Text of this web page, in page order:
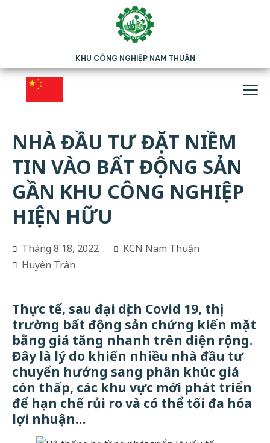
KHU CÔNG NGHIỆP NAM THUẬN
NHÀ ĐẦU TƯ ĐẶT NIỀM
TIN VÀO BẤT ĐỘNG SẢN
GẦN KHU CÔNG NGHIỆP
HIỆN HỮU
Tháng 8 18, 2022
KCN Nam Thuận
Huyên Trân
Thực tế, sau đại dịch Covid 19, thị
trường bất động sản chứng kiến mặt
bằng giá tăng nhanh trên diện rộng.
Đây là lý do khiến nhiều nhà đầu tư
chuyển hướng sang phân khúc giá
còn thấp, các khu vực mới phát triển
để hạn chế rủi ro và có thể tối đa hóa
lợi nhuận…